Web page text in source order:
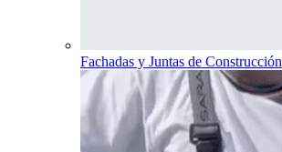
Fachadas y Juntas de Construcción